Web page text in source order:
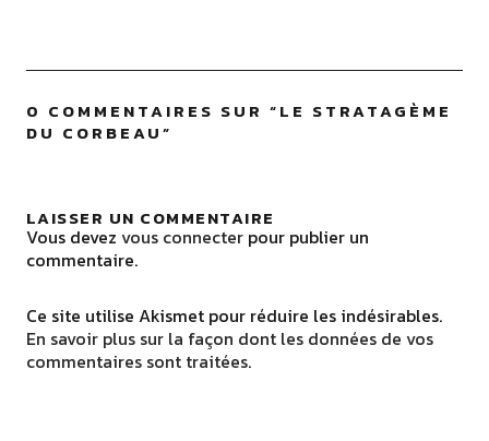
0 COMMENTAIRES SUR “LE STRATAGÈME
DU CORBEAU”
LAISSER UN COMMENTAIRE
Vous devez vous connecterpour publier un
commentaire.
Ce site utilise Akismet pour réduire les indésirables.
En savoir plus sur la façon dont les données de vos
commentaires sont traitées.